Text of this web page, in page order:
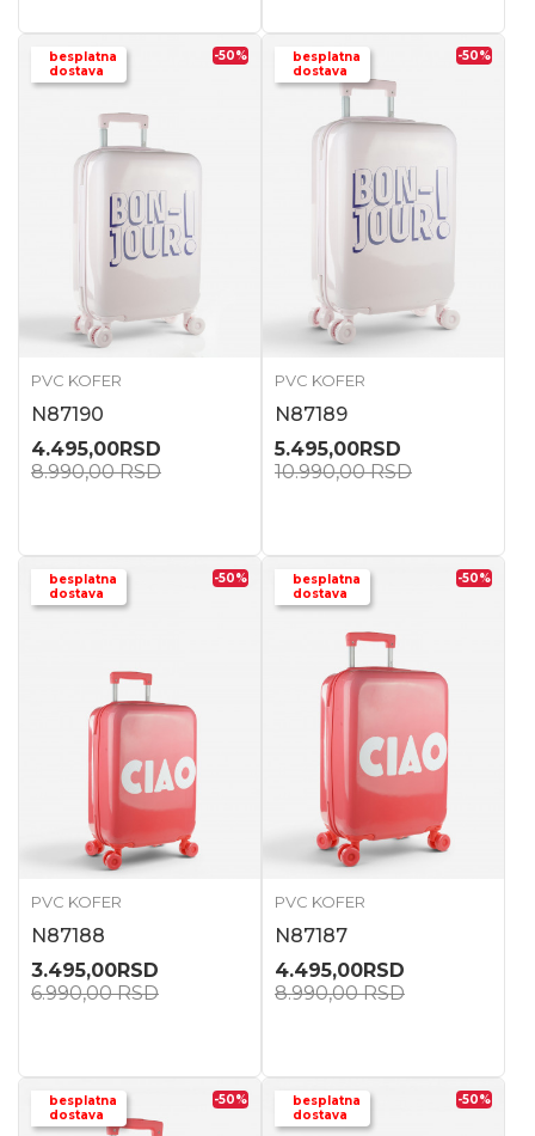
besplatna
dostava
-50%
PVC KOFER
N87190
4.495,00RSD
8.990,00RSD
besplatna
dostava
-50%
PVC KOFER
N87189
5.495,00RSD
10.990,00RSD
besplatna
dostava
-50%
PVC KOFER
N87188
3.495,00RSD
6.990,00RSD
besplatna
dostava
-50%
PVC KOFER
N87187
4.495,00RSD
8.990,00RSD
besplatna
dostava
-50%
besplatna
dostava
-50%